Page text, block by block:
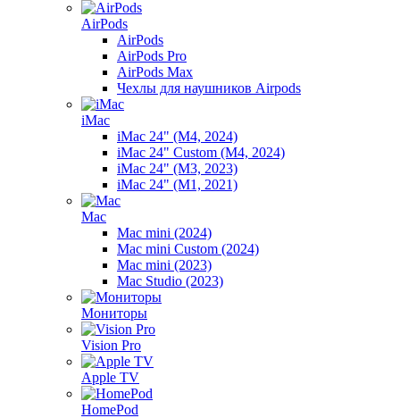
AirPods
AirPods
AirPods Pro
AirPods Max
Чехлы для наушников Airpods
iMac
iMac 24" (M4, 2024)
iMac 24" Custom (M4, 2024)
iMac 24" (M3, 2023)
iMac 24" (M1, 2021)
Mac
Mac mini (2024)
Mac mini Custom (2024)
Mac mini (2023)
Mac Studio (2023)
Мониторы
Vision Pro
Apple TV
HomePod